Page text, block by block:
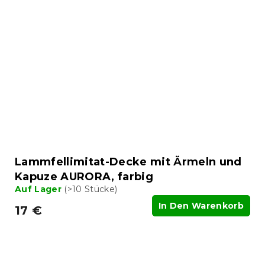
Lammfellimitat-Decke mit Ärmeln und
Kapuze AURORA, farbig
Auf Lager (>10 Stücke)
17 € In Den Warenkorb